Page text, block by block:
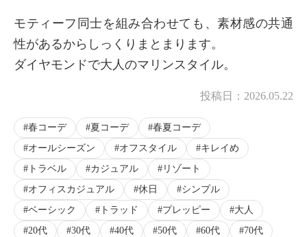
モティーフ同士を組み合わせても、素材感の共通
性があるからしっくりまとまります。
ダイヤモンドで大人のマリンスタイル。
投稿日： 2026.05.22
春コーデ 夏コーデ
春夏コーデ
オールシーズン
オフスタイル
キレイめ
トラベル
カジュアル
リゾート
オフィスカジュアル
休日
シンプル
ベーシック
トラッド プレッピー
大人
20代
30代 40代 50代 60代
70代